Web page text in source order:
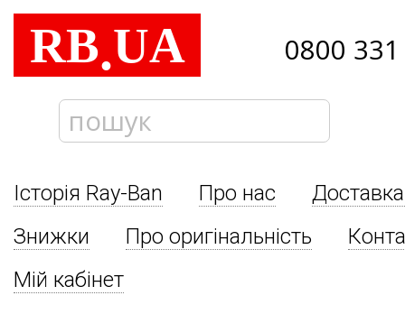
RB.UA 0800
Історія Ray-Ban Про нас
Знижки
Про оригінальність
Мій кабінет